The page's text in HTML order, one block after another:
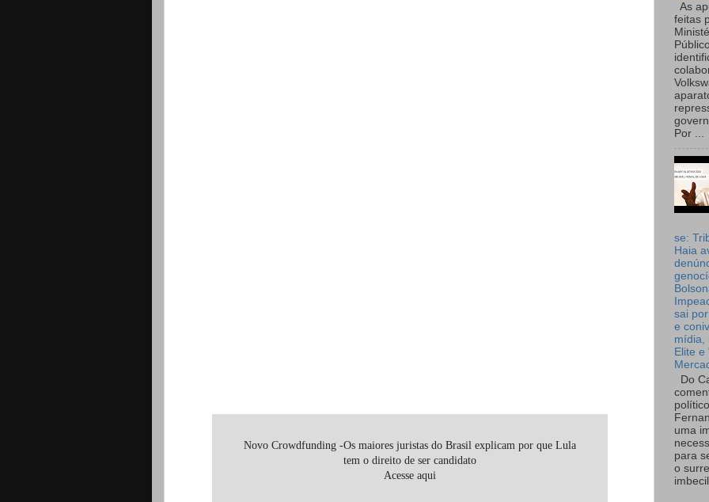
Novo Crowdfunding -Os maiores juristas do Brasil explicam por que Lula
tem o direito de ser candidato
Acesse aqui
As
feitas
Por ...
se:
Haia
sai
e
mídia,
Elite e
Do
uma
para
o